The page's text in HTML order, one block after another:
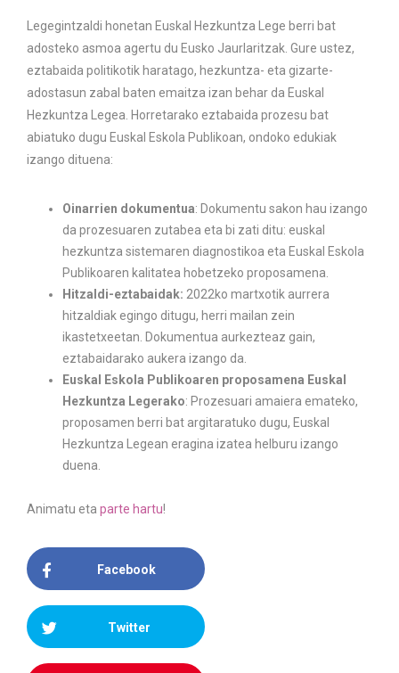
Legegintzaldi honetan Euskal Hezkuntza Lege berri bat
adosteko asmoa agertu du Eusko Jaurlaritzak. Gure ustez,
eztabaida politikotik haratago, hezkuntza- eta gizarte-
adostasun zabal baten emaitza izan behar da Euskal
Hezkuntza Legea. Horretarako eztabaida prozesu bat
abiatuko dugu Euskal Eskola Publikoan, ondoko edukiak
izango dituena:
Oinarrien dokumentua: Dokumentu sakon hau izango
da prozesuaren zutabea eta bi zati ditu: euskal
hezkuntza sistemaren diagnostikoa eta Euskal Eskola
Publikoaren kalitatea hobetzeko proposamena.
Hitzaldi-eztabaidak: 2022ko martxotik aurrera
hitzaldiak egingo ditugu, herri mailan zein
ikastetxeetan. Dokumentua aurkezteaz gain,
eztabaidarako aukera izango da.
Euskal Eskola Publikoaren proposamena Euskal
Hezkuntza Legerako: Prozesuari amaiera emateko,
proposamen berri bat argitaratuko dugu, Euskal
Hezkuntza Legean eragina izatea helburu izango
duena.
Animatu eta parte hartu!
Facebook
Twitter